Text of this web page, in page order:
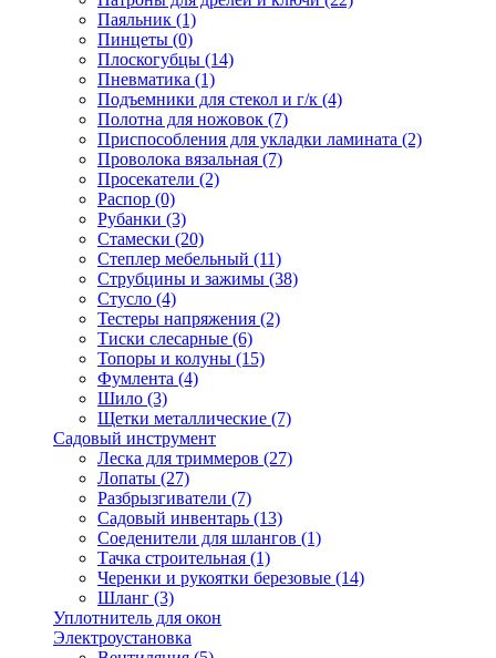
Паяльник (1)
Пинцеты (0)
Плоскогубцы (14)
Пневматика (1)
Подъемники для стекол и г/к (4)
Полотна для ножовок (7)
Приспособления для укладки ламината (2)
Проволока вязальная (7)
Просекатели (2)
Распор (0)
Рубанки (3)
Стамески (20)
Степлер мебельный (11)
Струбцины и зажимы (38)
Стусло (4)
Тестеры напряжения (2)
Тиски слесарные (6)
Топоры и колуны (15)
Фумлента (4)
Шило (3)
Щетки металлические (7)
Садовый инструмент
Леска для триммеров (27)
Лопаты (27)
Разбрызгиватели (7)
Садовый инвентарь (13)
Соеденители для шлангов (1)
Тачка строительная (1)
Черенки и рукоятки березовые (14)
Шланг (3)
Уплотнитель для окон
Электроустановка